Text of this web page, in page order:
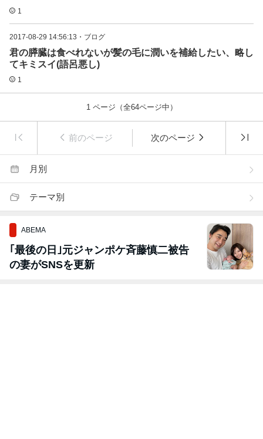
1
2017-08-29 14:56:13 ・ ブログ
君の膵臓は食べれないが髪の毛に潤いを補給したい、略し
てキミスイ(語呂悪し)
1
1ページ（全64ページ中）
前のページ 次のページ
月別
テーマ別
ABEMA
｢最後の日｣元ジャンポケ斉藤慎二被告
の妻がSNSを更新